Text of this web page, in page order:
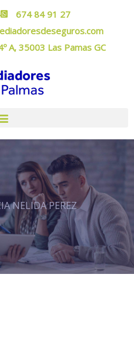
674 84 91 27
A, 35003 Las Pamas GC
NELIDA PEREZ